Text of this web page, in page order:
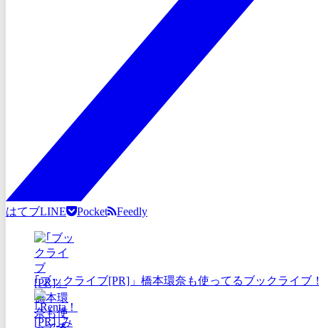
はてブLINE Pocket Feedly
｢ブックライブ[PR]」橋本環奈も使ってるブックライ